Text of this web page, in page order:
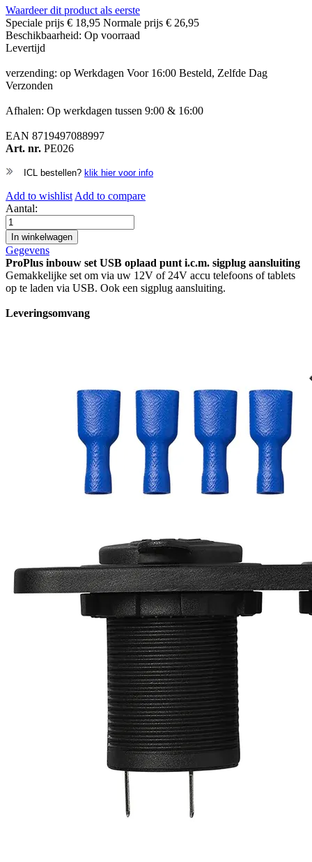
Waardeer dit product als eerste
Speciale prijs € 18,95 Normale prijs € 26,95
Beschikbaarheid: Op voorraad
Levertijd
verzending: op Werkdagen Voor 16:00 Besteld, Zelfde Dag
Verzonden
Afhalen: Op werkdagen tussen 9:00 & 16:00
EAN 8719497088997
Art. nr. PE026
ICL bestellen? klik hier voor info
Add to wishlist Add to compare
Aantal:
In winkelwagen
Gegevens
ProPlus inbouw set USB oplaad punt i.c.m. sigplug aansluiting
Gemakkelijke set om via uw 12V of 24V accu telefoons of tablets
op te laden via USB. Ook een sigplug aansluiting.
Leveringsomvang